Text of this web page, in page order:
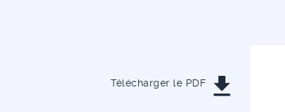
Télécharger le PDF get_app